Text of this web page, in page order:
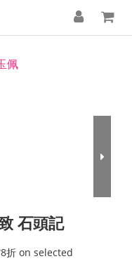
佩
石頭記
折 on selected